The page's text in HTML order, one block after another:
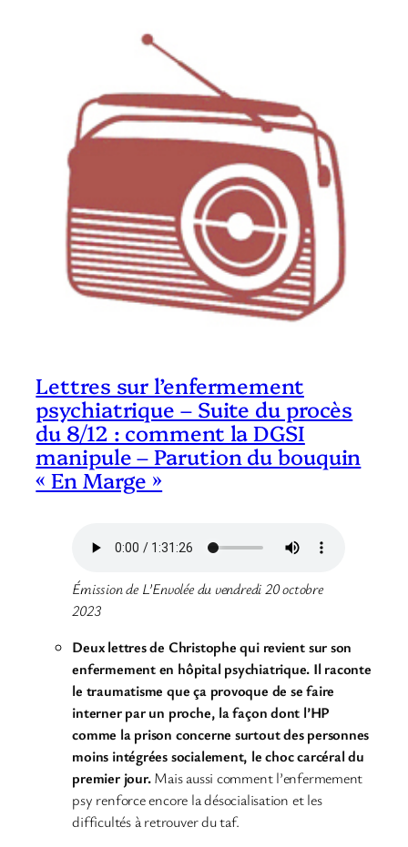
Lettres sur l’enfermement
psychiatrique – Suite du procès
du 8/12 : comment la DGSI
manipule – Parution du bouquin
« En Marge »
Émission de L’Envolée du vendredi 20 octobre
2023
Deux lettres de Christophe qui revient sur son
enfermement en hôpital psychiatrique. Il raconte
le traumatisme que ça provoque de se faire
interner par un proche, la façon dont l’HP
comme la prison concerne surtout des personnes
moins intégrées socialement, le choc carcéral du
premier jour.Mais aussi comment l’enfermement
psy renforce encore la désocialisation et les
difficultés à retrouver du taf.